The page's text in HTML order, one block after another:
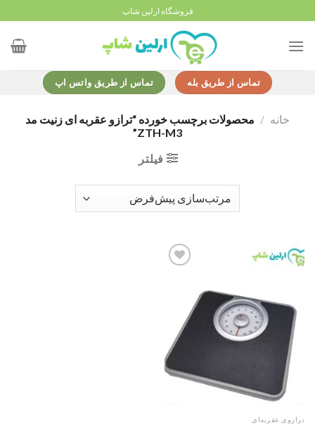
to
content
فروشگاه ارلین شاپ
تماس از طریق بله تماس از طریق واتس اپ
خانه / محصولات برچسب خورده “ترازو عقربه ای زنیت مد
ZTH-M3”
فیلتر
ترازوی عقربه‌ای